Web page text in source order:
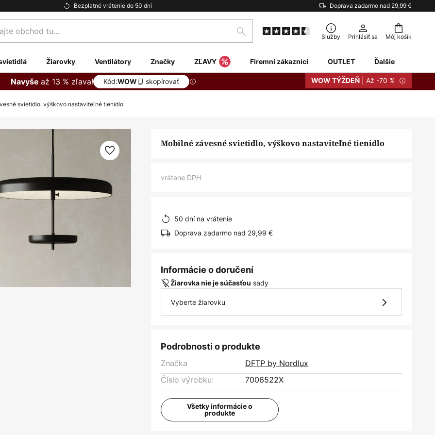
Bezplatné vrátenie do 50 dní Doprava zadarmo nad 29,99 €
Môj košík
Hľadať Služby Prihlásiť sa
Žiarovky Ventilátory Značky ZĽAVY Firemní zákazníci OUTLET Ďalšie
Navyše až 13 % zľava! Kód:WOW skopírovať WOW TÝŽDEŇ | Až -70 %
svietidlo, výškovo nastaviteľné tienidlo
Mobilné závesné svietidlo, výškovo nastaviteľné tienidlo
vrátane DPH
50 dní na vrátenie
Doprava zadarmo nad 29,99 €
Informácie o doručení
Žiarovka nie je súčasťou sady
Vyberte žiarovku
Podrobnosti o produkte
Značka
DFTP by Nordlux
Číslo výrobku:
7006522X
Všetky informácie o
produkte